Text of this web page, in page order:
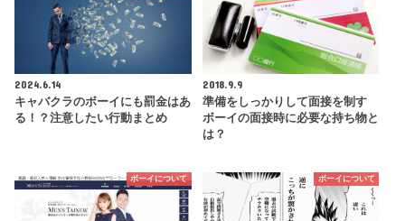
2024.6.14
キャバクラのボーイにも罰金はあ
る！？注意したい行動まとめ
2018.9.9
準備をしっかりして面接を制す
ボーイの面接時に必要な持ち物と
は？
ボーイについて ボーイについて